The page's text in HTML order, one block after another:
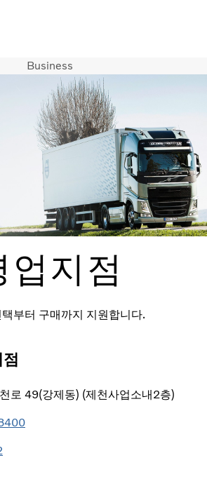
Business
업지점
부터 구매까지 지원합니다.
로 49(강제동) (제천사업소내2층)